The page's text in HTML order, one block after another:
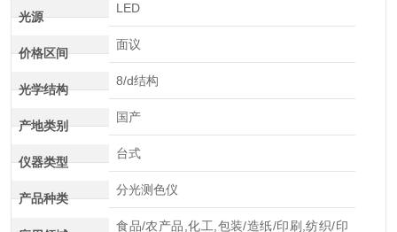
光源
LED
价格区间
面议
光学结构
8/d结构
产地类别
国产
仪器类型
台式
产品种类
分光测色仪
食品/农产品,化工,包装/造纸/印刷,纺织/印